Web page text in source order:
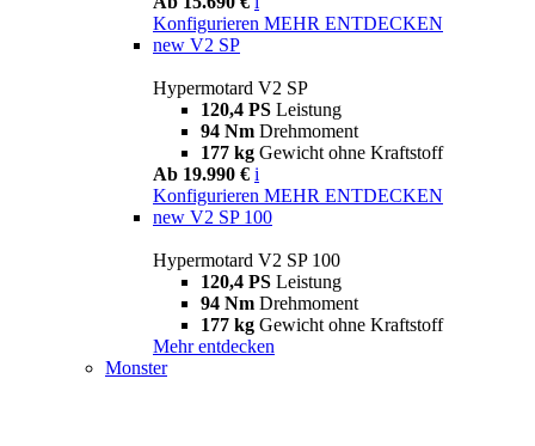
Konfigurieren MEHR ENTDECKEN
new V2 SP
Hypermotard V2 SP
120,4 PS Leistung
94 Nm Drehmoment
177 kg Gewicht ohne Kraftstoff
Ab 19.990 € i
Konfigurieren MEHR ENTDECKEN
new V2 SP 100
Hypermotard V2 SP 100
120,4 PS Leistung
94 Nm Drehmoment
177 kg Gewicht ohne Kraftstoff
Mehr entdecken
Monster